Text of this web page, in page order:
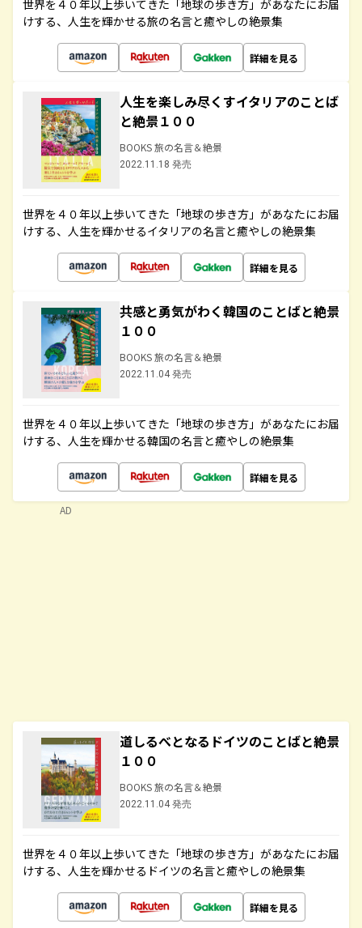
世界を４０年以上歩いてきた「地球の歩き方」があなたにお届
けする、人生を輝かせる旅の名言と癒やしの絶景集
詳細を見る
人生を楽しみ尽くすイタリアのことば
と絶景１００
BOOKS 旅の名言＆絶景
2022.11.18 発売
世界を４０年以上歩いてきた「地球の歩き方」があなたにお届
けする、人生を輝かせるイタリアの名言と癒やしの絶景集
詳細を見る
共感と勇気がわく韓国のことばと絶景
１００
BOOKS 旅の名言＆絶景
2022.11.04 発売
世界を４０年以上歩いてきた「地球の歩き方」があなたにお届
けする、人生を輝かせる韓国の名言と癒やしの絶景集
詳細を見る
道しるべとなるドイツのことばと絶景
１００
BOOKS 旅の名言＆絶景
2022.11.04 発売
世界を４０年以上歩いてきた「地球の歩き方」があなたにお届
けする、人生を輝かせるドイツの名言と癒やしの絶景集
詳細を見る
AD